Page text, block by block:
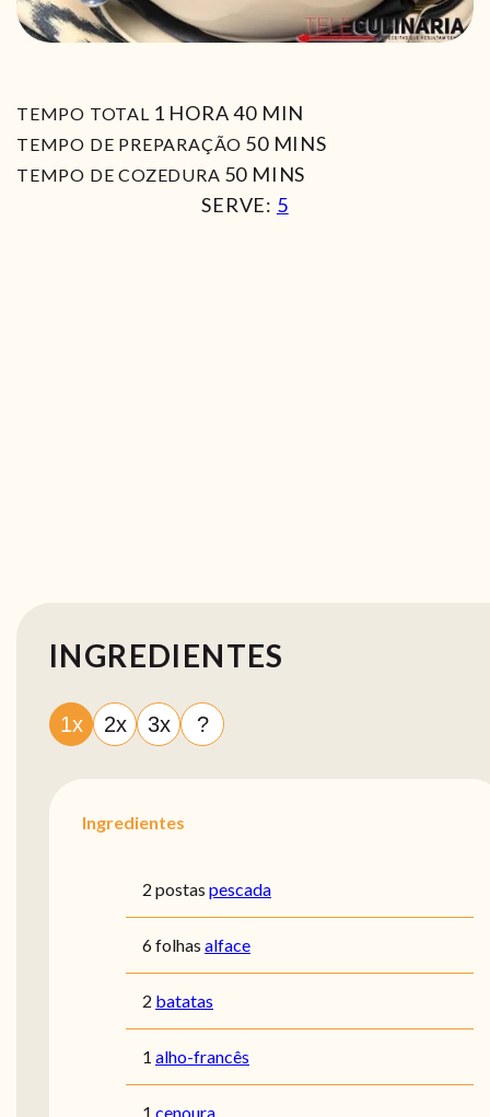
TEMPO TOTAL 1 HORA
HORA 40MIN
MIN
TEMPO DE PREPARAÇÃO 50MIN
MINS
TEMPO DE COZEDURA 50MIN
MINS
SERVE: 5
INGREDIENTES
1x 2x 3x ?
Ingredientes
2 postas pescada
6 folhas alface
2 batatas
1 alho-francês
1 cenoura